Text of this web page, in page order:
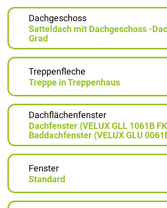
Dachgeschoss
Satteldach mit Dachgeschoss -
Grad
Treppenfleche
Treppe in Treppenhaus
Dachflächenfenster
Dachfenster (VELUX GLL 1061B
Baddachfenster (VELUX GLU
Fenster
Standard